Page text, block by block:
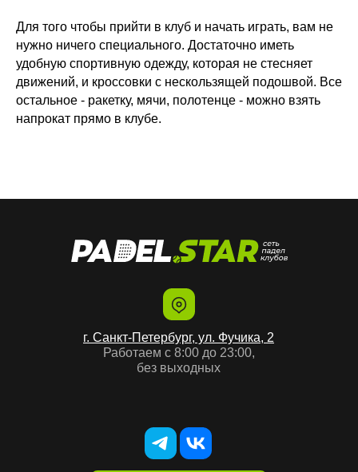
Для того чтобы прийти в клуб и начать играть, вам не
нужно ничего специального. Достаточно иметь
удобную спортивную одежду, которая не стесняет
движений, и кроссовки с нескользящей подошвой. Все
остальное - ракетку, мячи, полотенце - можно взять
напрокат прямо в клубе.
г. Санкт-Петербург, ул. Фучика, 2
Работаем с 8:00 до 23:00,
без выходных